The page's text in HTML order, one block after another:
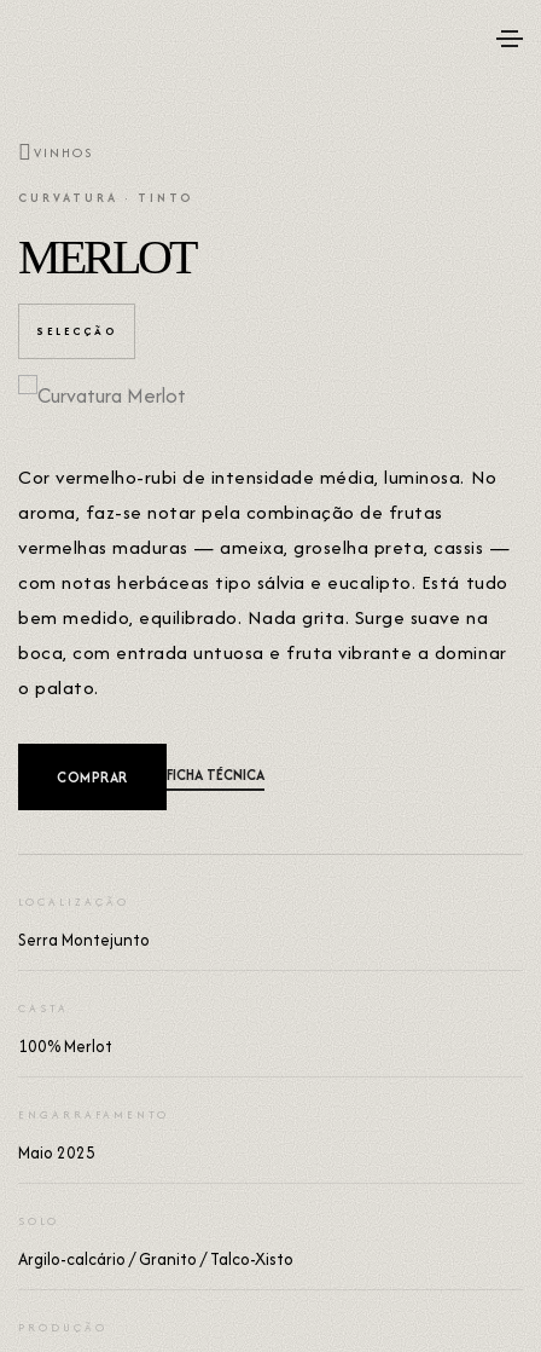
VINHOS
CURVATURA · TINTO
MERLOT
SELECÇÃO
Cor vermelho-rubi de intensidade média, luminosa. No
aroma, faz-se notar pela combinação de frutas
vermelhas maduras — ameixa, groselha preta, cassis —
com notas herbáceas tipo sálvia e eucalipto. Está tudo
bem medido, equilibrado. Nada grita. Surge suave na
boca, com entrada untuosa e fruta vibrante a dominar
o palato.
COMPRAR FICHA TÉCNICA
LOCALIZAÇÃO
Serra Montejunto
CASTA
100% Merlot
ENGARRAFAMENTO
Maio 2025
SOLO
Argilo-calcário / Granito / Talco-Xisto
PRODUÇÃO